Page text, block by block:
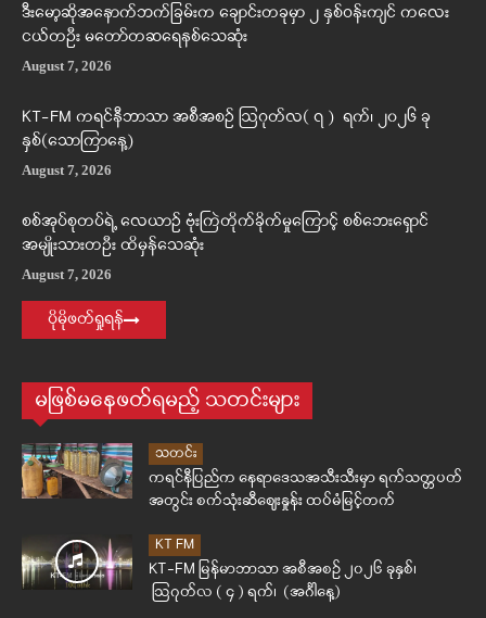
ဒီးမော့ဆိုအနောက်ဘက်ခြမ်းက ချောင်းတခုမှာ ၂ နှစ်ဝန်းကျင် ကလေး
ငယ်တဦး မတော်တဆရေနစ်သေဆုံး
August 7, 2026
KT-FM ကရင်နီဘာသာ အစီအစဉ် ဩဂုတ်လ( ၇ ) ရက်၊ ၂၀၂၆ ခု
နှစ်(သောကြာနေ့)
August 7, 2026
စစ်အုပ်စုတပ်ရဲ့ လေယာဉ် ဗုံးကြဲတိုက်ခိုက်မှုကြောင့် စစ်ဘေးရှောင်
အမျိုးသားတဦး ထိမှန်သေဆုံး
August 7, 2026
ပိုမိုဖတ်ရှုရန်
မဖြစ်မနေဖတ်ရမည့် သတင်းများ
သတင်း
ကရင်နီပြည်က နေရာဒေသအသီးသီးမှာ ရက်သတ္တပတ်
အတွင်း စက်သုံးဆီဈေးနှုန်း ထပ်မံမြင့်တက်
KT FM
KT-FM မြန်မာဘာသာ အစီအစဉ် ၂၀၂၆ ခုနှစ်၊
ဩဂုတ်လ ( ၄ ) ရက်၊ (အင်္ဂါနေ့)